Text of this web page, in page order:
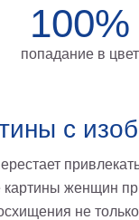
100%
попадание в цвет
с
женщин
не